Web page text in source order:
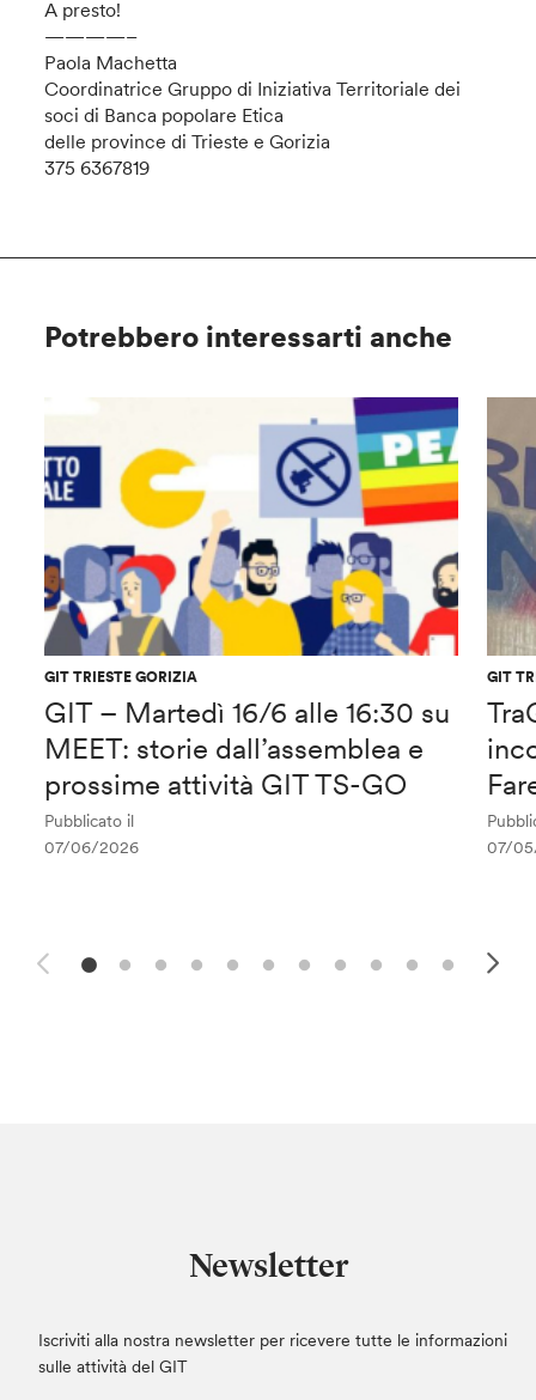
A presto!
————–
Paola Machetta
Coordinatrice Gruppo di Iniziativa Territoriale dei
soci di Banca popolare Etica
delle province di Trieste e Gorizia
375 6367819
Potrebbero interessarti anche
GIT TRIESTE GORIZIA
GIT – Martedì 16/6 alle 16:30 su
MEET: storie dall’assemblea e
prossime attività GIT TS-GO
Pubblicato il
07/06/2026
GIT
07/
Newsletter
Iscriviti alla nostra newsletter per ricevere tutte le informazioni
sulle attività del GIT